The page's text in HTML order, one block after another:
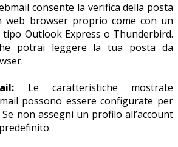
consente la verifica della posta
web browser proprio come con un
Outlook Express o Thunderbird.
potrai leggere la tua posta da
Le caratteristiche mostrate
possono essere configurate per
non assegni un profilo all’account